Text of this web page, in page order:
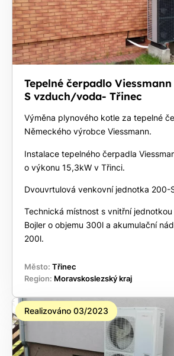
Tepelné čerpadlo Viessmann
S vzduch/voda- Třinec
Výměna plynového kotle za tepelné
Německého výrobce Viessmann.
Instalace tepelného čerpadla
o výkonu 15,3kW v Třinci.
Dvouvrtulová venkovní jednotka 200-
Technická místnost s vnitřní jednotkou
Bojler o objemu 300l a akumulační
200l.
Město: Třinec
Region: Moravskoslezský kraj
Realizováno 03/2023